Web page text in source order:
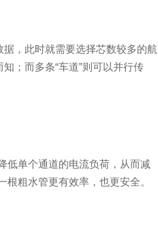
，此时就需要选择芯数较多的航
；而多条“车道”则可以并行传
低单个通道的电流负荷，从而减
粗水管更有效率，也更安全。